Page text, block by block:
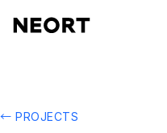
← PROJECTS